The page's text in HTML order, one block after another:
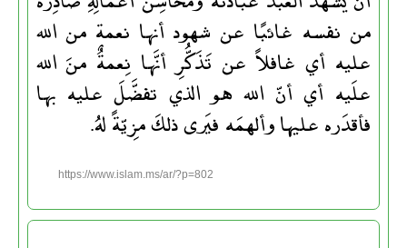
من نفسه غائبًا عن شهود أنها نعمة من الله
عليه أي غافلاً عن تَذَكُّرِ أنَّها نِعمةٌ منَ الله
علَيه أي أنّ الله هو الذي تفضَّلَ عليه بها
فأقدَره عليها وألهمَه فيَرى ذلكَ مزِيّةً لهُ.
https://www.islam.ms/ar/?p=802